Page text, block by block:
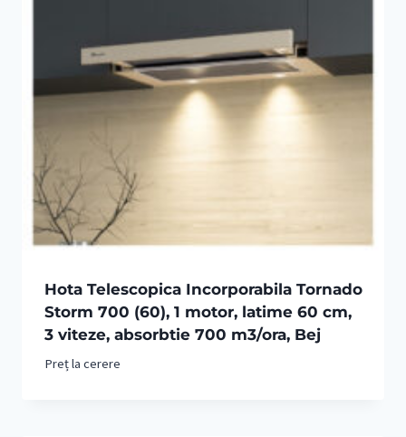
Hota Telescopica Incorporabila Tornado
Storm 700 (60), 1 motor, latime 60 cm,
3 viteze, absorbtie 700 m3/ora, Bej
Preț la cerere